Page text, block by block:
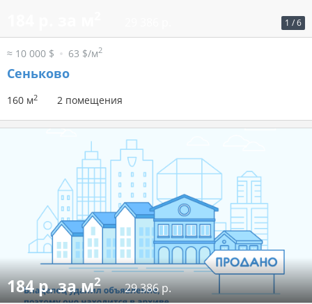
1 /6
≈ 10 000 $ 63 $/м2
Сеньково
160 м2 2 помещения
184 р. за м2 29 386 р.